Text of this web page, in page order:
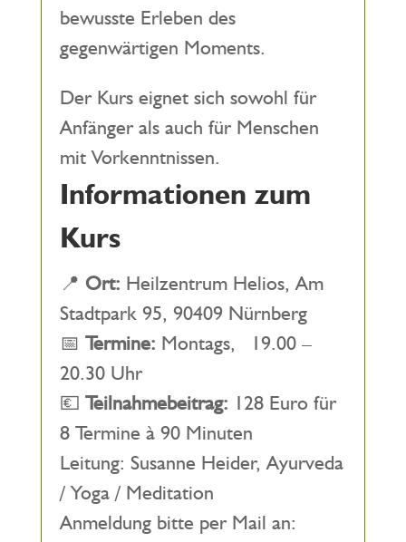
bewusste Erleben des
gegenwärtigen Moments.
Der Kurs eignet sich sowohl für
Anfänger als auch für Menschen
mit Vorkenntnissen.
Informationen zum
Kurs
📍 Ort: Heilzentrum Helios, Am
Stadtpark 95, 90409 Nürnberg
📅 Termine: Montags, 19.00 –
20.30 Uhr
💶 Teilnahmebeitrag: 128 Euro für
8 Termine à 90 Minuten
Leitung: Susanne Heider, Ayurveda
/ Yoga / Meditation
Anmeldung bitte per Mail an: